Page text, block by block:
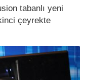
tabanlı yeni
çeyrekte